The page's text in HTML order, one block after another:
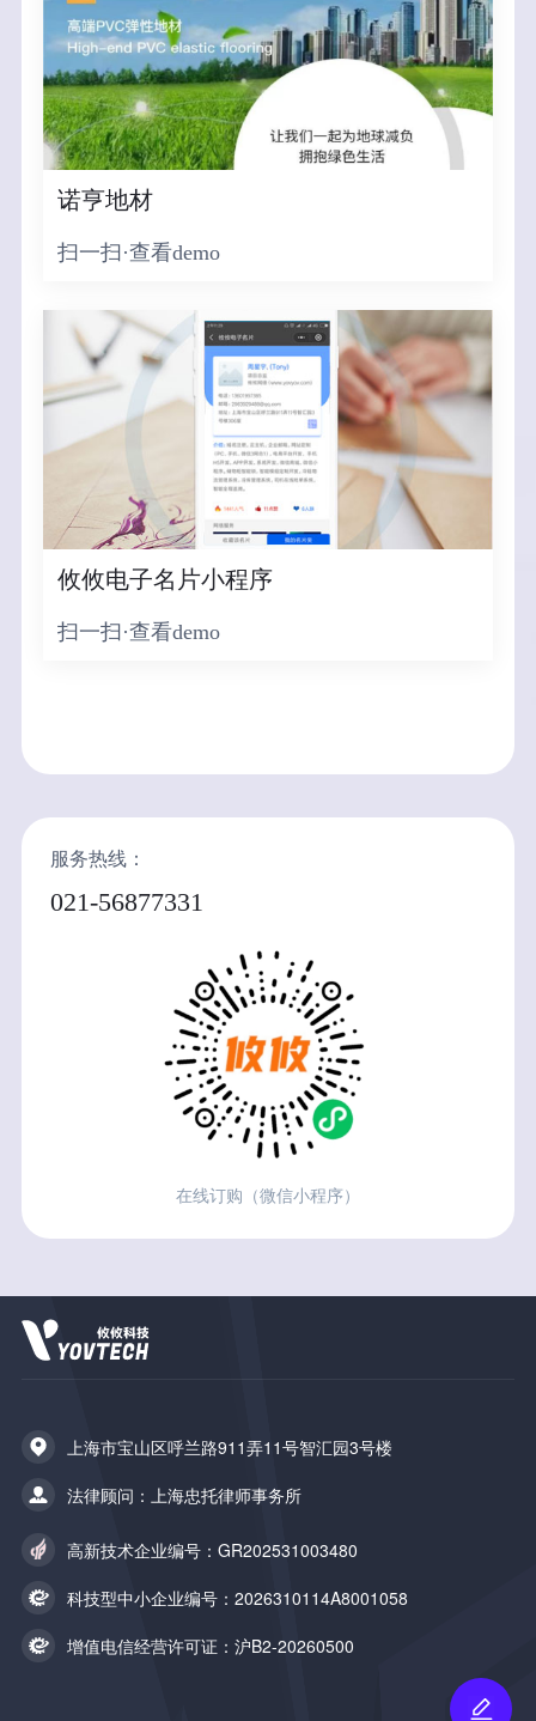
诺亨地材
扫一扫·查看demo
攸攸电子名片小程序
扫一扫·查看demo
服务热线：
021-56877331
在线订购（微信小程序）
上海市宝山区呼兰路911弄11号智汇园3号楼
法律顾问：上海忠托律师事务所
高新技术企业编号：GR202531003480
科技型中小企业编号：2026310114A8001058
增值电信经营许可证：沪B2-20260500